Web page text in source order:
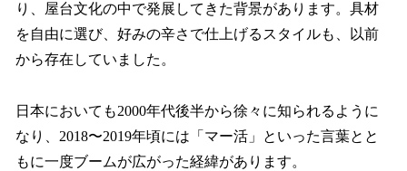
り、屋台文化の中で発展してきた背景があります。具材
を自由に選び、好みの辛さで仕上げるスタイルも、以前
から存在していました。
日本においても2000年代後半から徐々に知られるように
なり、2018〜2019年頃には「マー活」といった言葉とと
もに一度ブームが広がった経緯があります。